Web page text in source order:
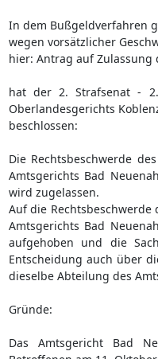
In dem Bußgeldverfahren
wegen vorsätzlicher
hier: Antrag auf Zulassung
hat der 2. Strafsenat -
Oberlandesgerichts
beschlossen:
Die Rechtsbeschwerde
Amtsgerichts Bad
wird zugelassen.
Auf die
Amtsgerichts Bad
aufgehoben und die
Entscheidung auch über
dieselbe Abteilung des
Gründe:
Das Amtsgericht Bad